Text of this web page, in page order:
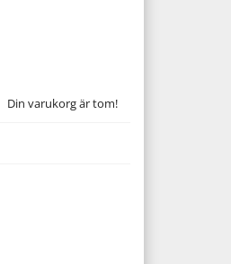
Din varukorg är tom!